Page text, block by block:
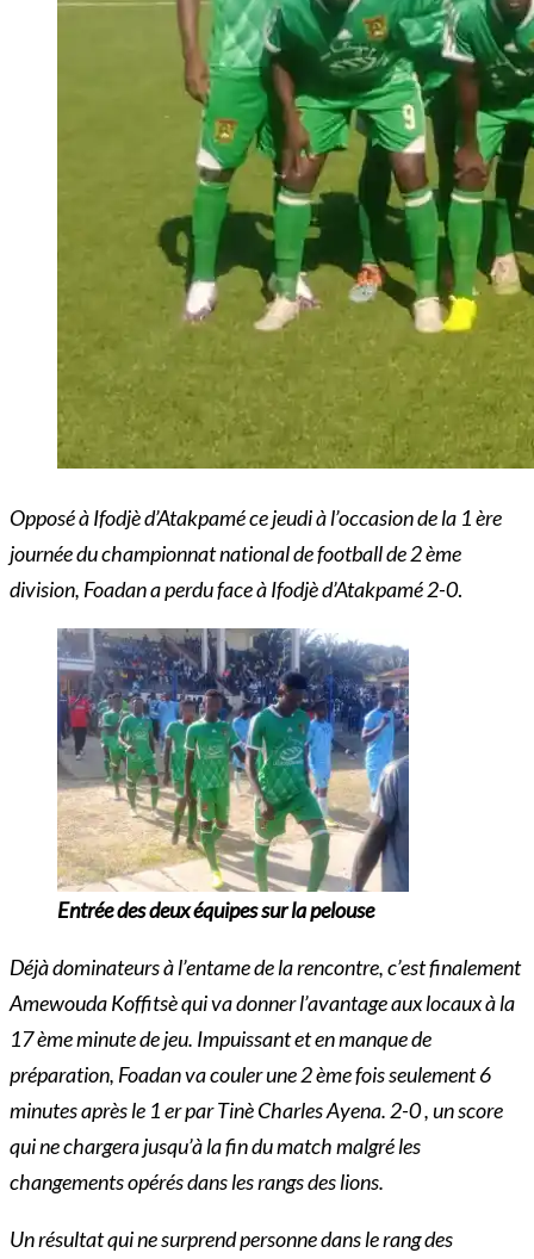
Opposé à Ifodjè d’Atakpamé ce jeudi à l’occasion de la 1 ère
journée du championnat national de football de 2 ème
division, Foadan a perdu face à Ifodjè d’Atakpamé 2-0.
Entrée des deux équipes sur la pelouse
Déjàdominateurs à l’entame de la rencontre, c’est finalement
Amewouda Koffitsè qui va donner l’avantage aux locaux à la
17 ème minute de jeu. Impuissant et en manque de
préparation, Foadan va couler une 2 ème fois seulement 6
minutes après le 1 er par Tinè Charles Ayena. 2-0 , un score
qui ne chargera jusqu’à la fin du matchmalgré les
changements opérés dans les rangs des lions.
Un résultat qui ne surprend personne dans le rang des